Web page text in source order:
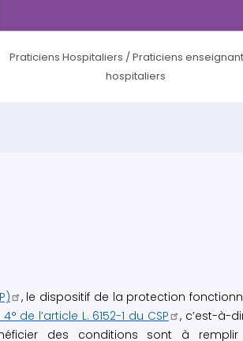
Praticiens Hospitaliers / Praticiens
hospitaliers
, le dispositif de la protection
de l’article L. 6152-1 du CSP
, c’est-à-
des conditions sont à remplir